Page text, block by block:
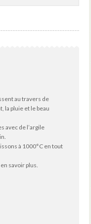
au travers de
la pluie et le beau
avec de l’argile
à 1000°C en tout
savoir plus.